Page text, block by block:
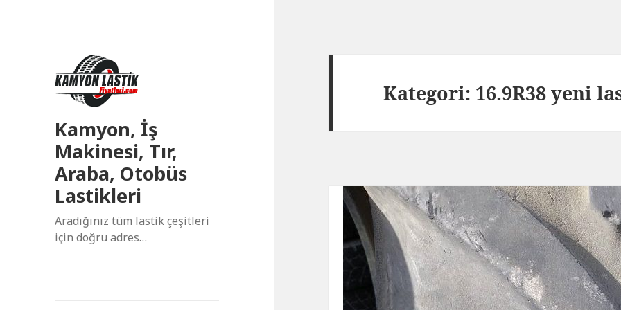
Kamyon, İş
Makinesi, Tır,
Araba, Otobüs
Lastikleri
Aradığınız tüm lastik çeşitleri
için doğru adres…
Kategori: 16.9R38 yeni